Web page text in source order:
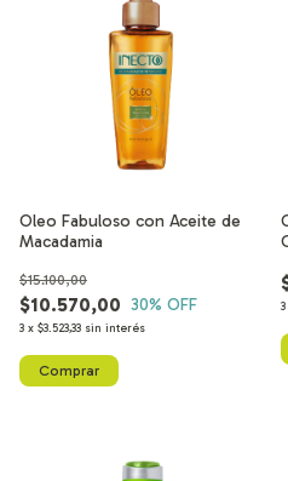
Oleo Fabuloso con Aceite de
Macadamia
$10.570,00
$15.100,00
30% OFF
3 x $3.523,33 sin interés
3